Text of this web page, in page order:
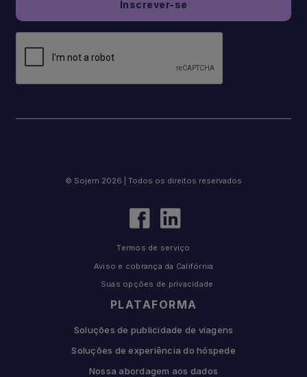
PLATAFORMA
Soluções de publicidade de viagens
Soluções de experiência do hóspede
Nossa abordagem aos dados
© Sojern 2026 | Todos os direitos reservados
Termos de serviço
Aviso e cobrança da Califórnia
Suas opções de privacidade